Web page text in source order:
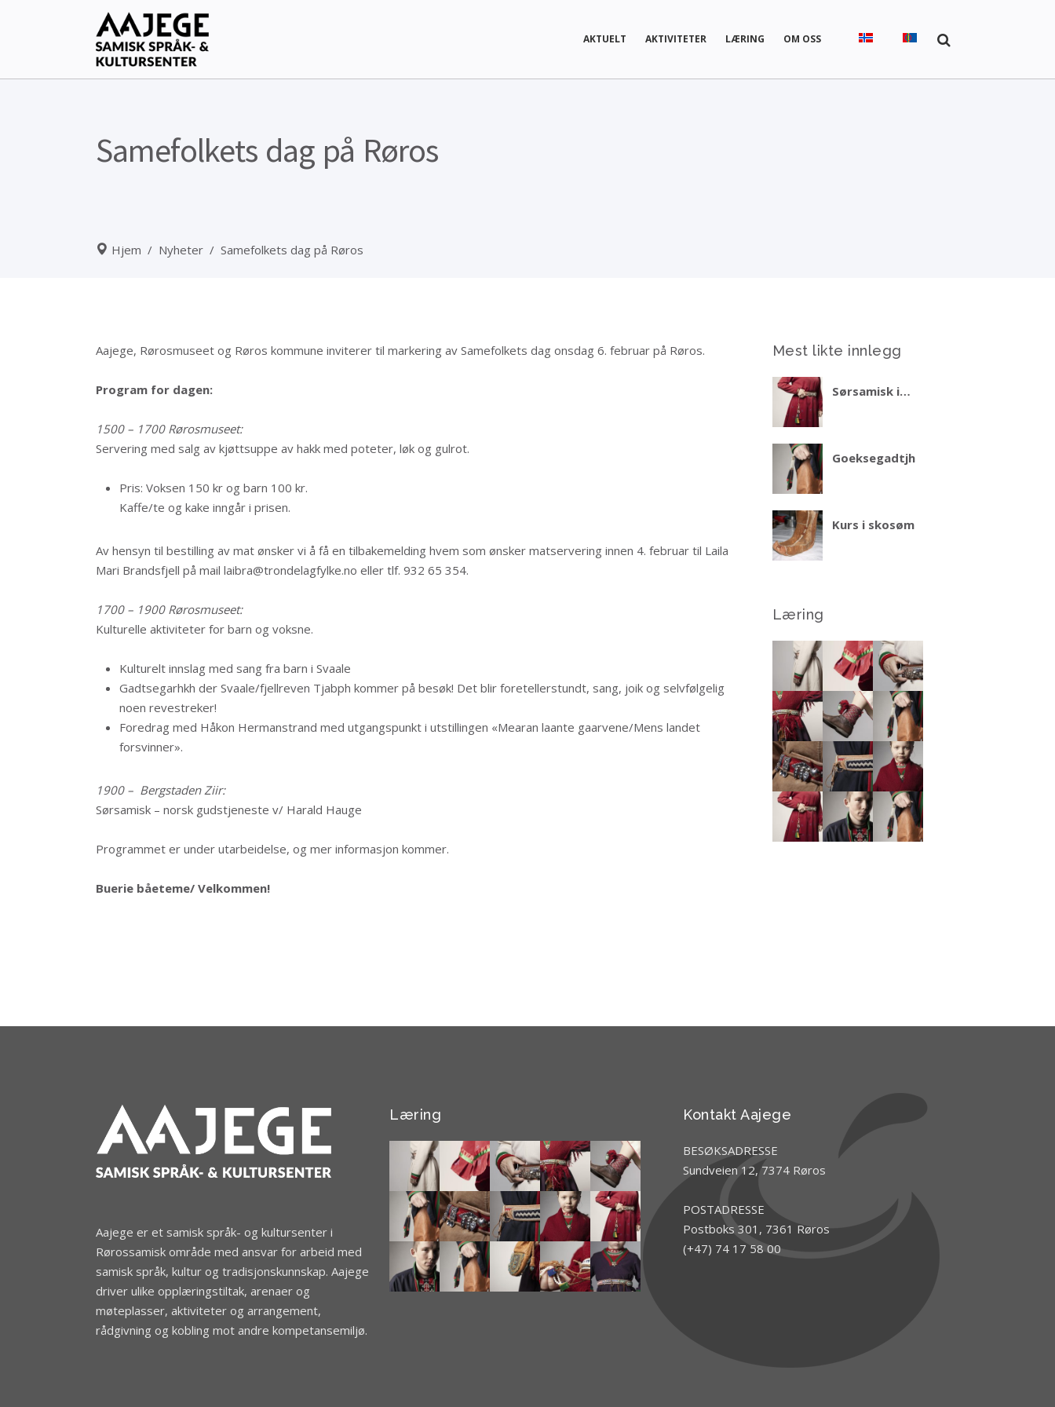
AKTUELT AKTIVITETER LÆRING OM OSS
Samefolkets dag på Røros
Hjem / Nyheter / Samefolkets dag på Røros
Aajege, Rørosmuseet og Røros kommune inviterer til markering av Samefolkets dag onsdag 6. februar på Røros.
Program for dagen:
1500 – 1700 Rørosmuseet:
Servering med salg av kjøttsuppe av hakk med poteter, løk og gulrot.
Pris: Voksen 150 kr og barn 100 kr.
Kaffe/te og kake inngår i prisen.
Av hensyn til bestilling av mat ønsker vi å få en tilbakemelding hvem som ønsker matservering innen 4. februar til Laila
Mari Brandsfjell på mail laibra@trondelagfylke.no eller tlf. 932 65 354.
1700 – 1900 Rørosmuseet:
Kulturelle aktiviteter for barn og voksne.
Kulturelt innslag med sang fra barn i Svaale
Gadtsegarhkh der Svaale/fjellreven Tjabph kommer på besøk! Det blir foretellerstundt, sang, joik og selvfølgelig
noen revestreker!
Foredrag med Håkon Hermanstrand med utgangspunkt i utstillingen «Mearan laante gaarvene/Mens landet
forsvinner».
1900 – Bergstaden Ziir:
Sørsamisk – norsk gudstjeneste v/ Harald Hauge
Programmet er under utarbeidelse, og mer informasjon kommer.
Buerie båeteme/ Velkommen!
Mest likte innlegg
Sørsamisk i
Goeksegadtjh
Kurs i skosøm
Læring
Aajege er et samisk språk- og kultursenter i
Rørossamisk område med ansvar for arbeid med
samisk språk, kultur og tradisjonskunnskap. Aajege
driver ulike opplæringstiltak, arenaer og
møteplasser, aktiviteter og arrangement,
rådgivning og kobling mot andre kompetansemiljø.
Læring Kontakt Aajege
BESØKSADRESSE
Sundveien 12, 7374 Røros
POSTADRESSE
Postboks 301, 7361 Røros
(+47) 74 17 58 00